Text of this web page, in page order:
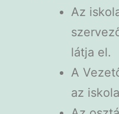
Az
látja el.
A
az